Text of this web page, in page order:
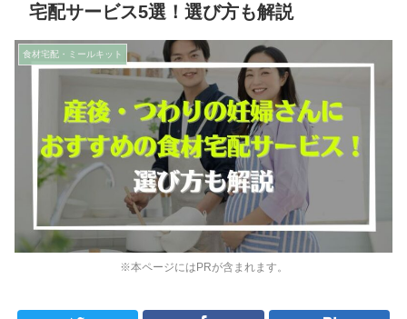
宅配サービス5選！選び方も解説
※本ページにはPRが含まれます。
食材宅配・ミールキット